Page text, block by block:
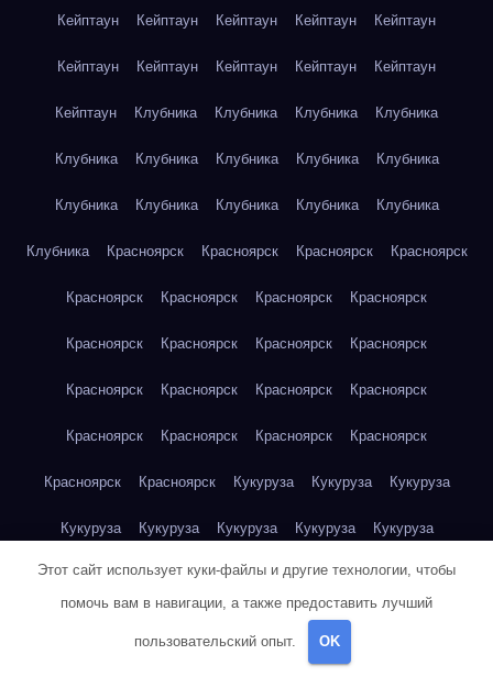
Кейптаун Кейптаун Кейптаун Кейптаун Кейптаун
Кейптаун Кейптаун Кейптаун Кейптаун Кейптаун
Кейптаун Клубника Клубника Клубника Клубника
Клубника Клубника Клубника Клубника Клубника
Клубника Клубника Клубника Клубника Клубника
Клубника Красноярск Красноярск Красноярск Красноярск
Красноярск Красноярск Красноярск Красноярск
Красноярск Красноярск Красноярск Красноярск
Красноярск Красноярск Красноярск Красноярск
Красноярск Красноярск Красноярск Красноярск
Красноярск Красноярск Кукуруза Кукуруза Кукуруза
Кукуруза Кукуруза Кукуруза Кукуруза Кукуруза
Кукуруза Кукуруза Кукуруза Кукуруза Кукуруза
Куриная грудка
Куриная грудка
Этот сайт использует куки-файлы и другие технологии, чтобы
помочь вам в навигации, а также предоставить лучший
пользовательский опыт. OK